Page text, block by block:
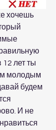
хочешь
12 лет ты
молодым
будем
И не